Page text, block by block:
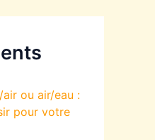
ou air/eau :
pour votre